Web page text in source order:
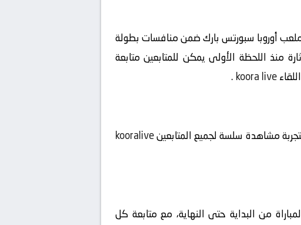
بين جبل طارق ضد جزر العذراء البريطانية بث مباشر بتاريخ 2026-06-03 على ملعب أوروبا سبورتس بارك ضمن منافسات بطولة
20:00 بتوقيت السعودية، لتبدأ الإثارة منذ اللحظة الأولى يمكن للمتابعين متابعة
koora live
.
مشاهدة سلسة لجميع المتابعينkooralive
من البداية حتى النهاية، مع متابعة كل